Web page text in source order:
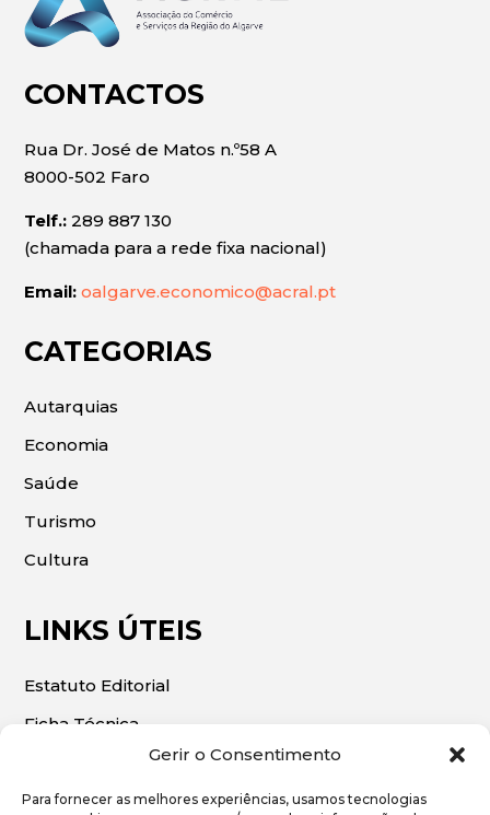
Gerir o Consentimento
Para fornecer as melhores experiências, usamos tecnologias
CONTACTOS
Rua Dr. José de Matos n.º58 A
8000-502 Faro
Telf.: 289 887 130
(chamada para a rede fixa nacional)
Email: oalgarve.economico@acral.pt
CATEGORIAS
Autarquias
Economia
Saúde
Turismo
Cultura
LINKS ÚTEIS
Estatuto Editorial
Ficha Técnica